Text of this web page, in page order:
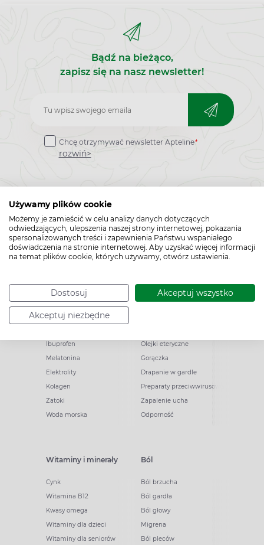
Używamy plików cookie
Możemy je zamieścić w celu analizy danych dotyczących
odwiedzających, ulepszenia naszej strony internetowej, pokazania
spersonalizowanych treści i zapewnienia Państwu wspaniałego
doświadczenia na stronie internetowej. Aby uzyskać więcej informacji
na temat plików cookie, których używamy, otwórz ustawienia.
Dostosuj Akceptuj wszystko
Akceptuj niezbędne
Bądź na bieżąco,
zapisz się na nasz newsletter!
Zapisz
do
newslettera
Chcę otrzymywać newsletter Apteline*
rozwiń>
Popularne zapytania
Witamina C
Krople do oczu
Tran
Ibuprofen
Melatonina
Elektrolity
Kolagen
Zatoki
Woda morska
Przeziębienie i grypa
Inhalacje
Olejki eteryczne
Gorączka
Drapanie w gardle
Preparaty przeciwwirusowe
Zapalenie ucha
Odporność
Witaminy i minerały
Cynk
Witamina B12
Kwasy omega
Witaminy dla dzieci
Witaminy dla seniorów
Ból
Ból brzucha
Ból gardła
Ból głowy
Migrena
Ból pleców